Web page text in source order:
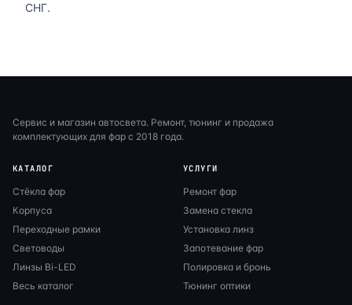
СНГ.
Сервис и магазин автосвета. Ремонт, тюнинг и продажа
комплектующих для фар с 2018 года.
КАТАЛОГ
Стёкла фар
Корпуса
Переходные рамки
Световоды
Линзы Bi-LED
Весь каталог
УСЛУГИ
Ремонт фар
Замена стекла
Установка линз
Запотевание фар
Полировка и бронь
Тюнинг оптики